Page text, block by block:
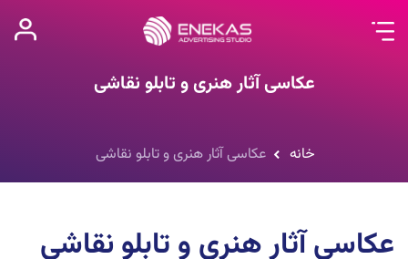
عکاسی آثار هنری و تابلو نقاشی
خانه عکاسی آثار هنری و تابلو نقاشی
عکاسی آثار هنری و تابلو نقاشی